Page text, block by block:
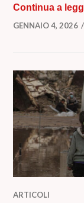
Continua a
GENNAIO 4, 2026
ARTICOLI